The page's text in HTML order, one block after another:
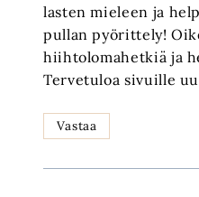
lasten mieleen ja
pullan pyörittely!
hiihtolomahetkiä ja
Tervetuloa sivuille
Vastaa